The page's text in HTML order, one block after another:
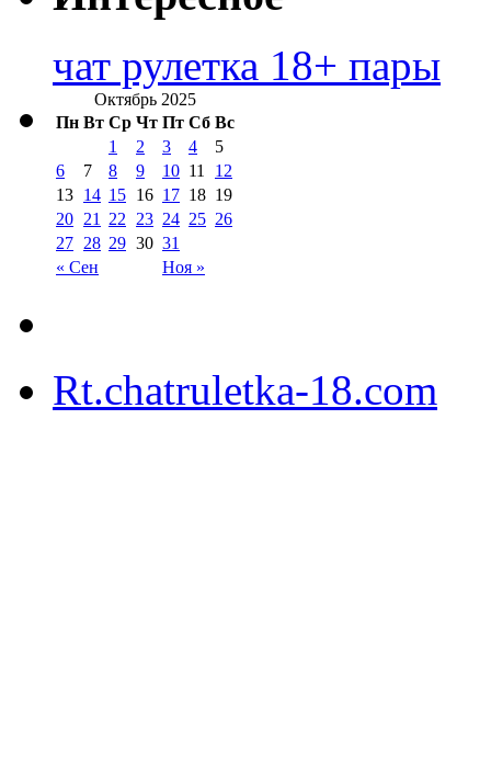
чат рулетка 18+ пары
Октябрь 2025
Пн Вт Ср Чт Пт Сб Вс
« Сен Ноя »
1 2 3 4
5
6
7 8 9 10 11
12
13 14 15 16 17 18 19
20 21 22 23 24 25 26
27 28 29 30 31
Rt.chatruletka-18.com